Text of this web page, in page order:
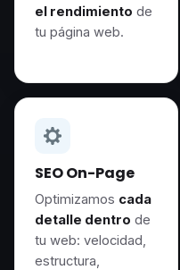
el rendimiento de
tu página web.
SEO On-Page
Optimizamos cada
detalle dentro de
tu web: velocidad,
estructura,